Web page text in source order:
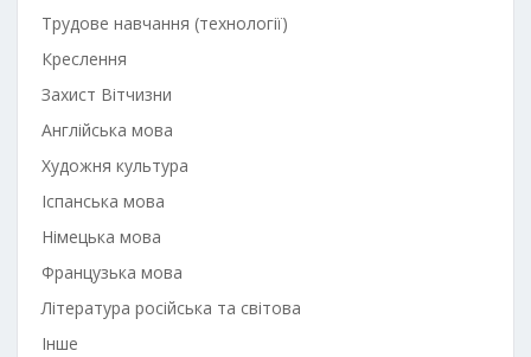
Трудове навчання (технології)
Креслення
Захист Вітчизни
Англійська мова
Художня культура
Іспанська мова
Німецька мова
Французька мова
Література російська та світова
Інше